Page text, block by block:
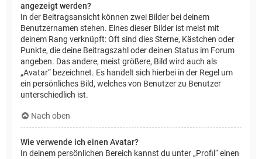
angezeigt werden?
In der Beitragsansicht können zwei Bilder bei deinem
Benutzernamen stehen. Eines dieser Bilder ist meist mit
deinem Rang verknüpft: Oft sind dies Sterne, Kästchen oder
Punkte, die deine Beitragszahl oder deinen Status im Forum
angeben. Das andere, meist größere, Bild wird auch als
„Avatar“ bezeichnet. Es handelt sich hierbei in der Regel um
ein persönliches Bild, welches von Benutzer zu Benutzer
unterschiedlich ist.
Nach oben
Wie verwende ich einen Avatar?
In deinem persönlichen Bereich kannst du unter „Profil“ einen